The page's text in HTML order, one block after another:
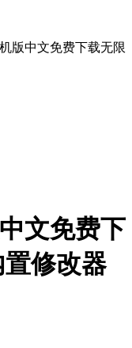
版中文免费下载无限
文免费下
置修改器